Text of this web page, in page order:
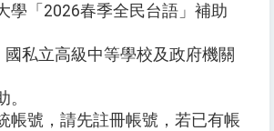
學「2026春季全民台語」補助
國私立高級中等學校及政府機關
帳號，請先註冊帳號，若已有帳